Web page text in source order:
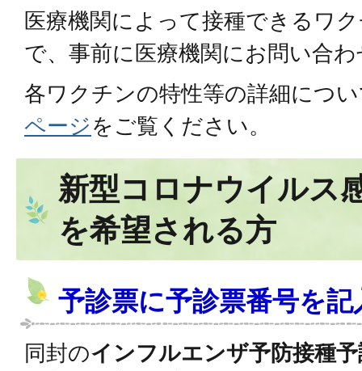
医療機関によって接種できるワ
で、事前に医療機関にお問い合
各ワクチンの特性等の詳細につ
ページをご覧ください。
新型コロナウイルス
を希望される方
予診票に予診票番号を
同封のインフルエンザ予防接種